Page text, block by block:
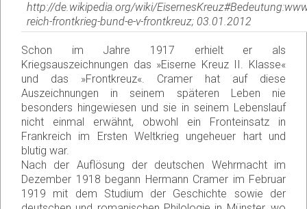
http://de.wikipedia.org/wiki/
reich-frontkrieg-bund-e-v-frontkreuz; 03.01.2012
Schon im Jahre 1917 erhielt er als
Kriegsauszeichnungen das »Eiserne Kreuz II. Klasse«
und das »Frontkreuz«. Cramer hat auf diese
Auszeichnungen in seinem späteren Leben nie
besonders hingewiesen und sie in seinem Lebenslauf
nicht einmal erwähnt, obwohl ein Fronteinsatz in
Frankreich im Ersten Weltkrieg ungeheuer hart und
blutig war.
Nach der Auflösung der deutschen Wehrmacht im
Dezember 1918 begann Hermann Cramer im Februar
1919 mit dem Studium der Geschichte sowie der